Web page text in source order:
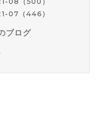
07（446）
ブログ